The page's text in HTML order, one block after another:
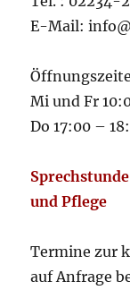
E-Mail:
Mi und Fr
Do 17:00 –
und Pflege
Termine zur
auf Anfrage